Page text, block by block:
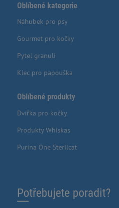
Oblíbené kategorie
Náhubek pro psy
Gourmet pro kočky
Pytel granulí
Klec pro papouška
Oblíbené produkty
Dvířka pro kočky
Produkty Whiskas
Purina One Sterilcat
Potřebujete poradit?